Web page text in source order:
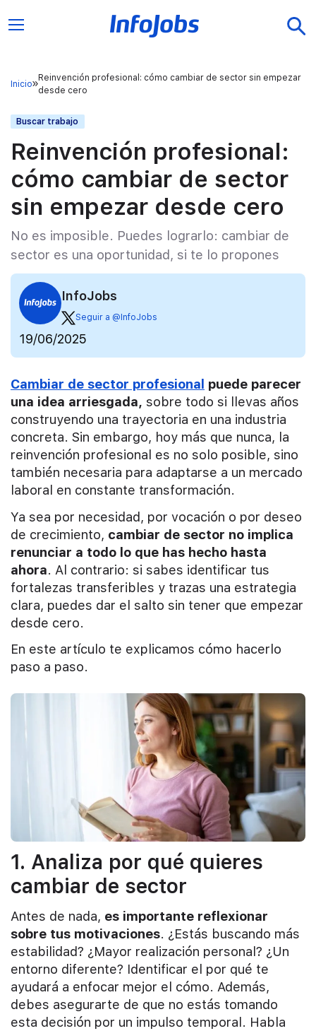
Inicio
Reinvención profesional: cómo cambiar de sector sin empezar
desde cero
Buscar trabajo
Reinvención profesional:
cómo cambiar de sector
sin empezar desde cero
No es imposible. Puedes lograrlo: cambiar de
sector es una oportunidad, si te lo propones
InfoJobs
Seguir a @InfoJobs
19/06/2025
Cambiar de sector profesional puede parecer
una idea arriesgada, sobre todo si llevas años
construyendo una trayectoria en una industria
concreta. Sin embargo, hoy más que nunca, la
reinvención profesional es no solo posible, sino
también necesaria para adaptarse a un mercado
laboral en constante transformación.
Ya sea por necesidad, por vocación o por deseo
de crecimiento, cambiar de sector no implica
renunciar a todo lo que has hecho hasta
ahora. Al contrario: si sabes identificar tus
fortalezas transferibles y trazas una estrategia
clara, puedes dar el salto sin tener que empezar
desde cero.
En este artículo te explicamos cómo hacerlo
paso a paso.
1. Analiza por qué quieres
cambiar de sector
Antes de nada, es importante reflexionar
sobre tus motivaciones. ¿Estás buscando más
estabilidad? ¿Mayor realización personal? ¿Un
entorno diferente? Identificar el por qué te
ayudará a enfocar mejor el cómo. Además,
debes asegurarte de que no estás tomando
esta decisión por un impulso temporal. Habla